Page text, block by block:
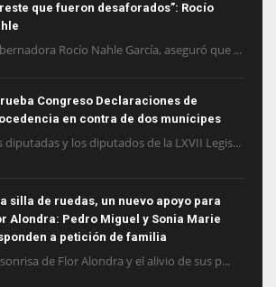
que fueron desaforados”: Rocío
Rocío Nahle García, aseguró que ...
Congreso Declaraciones de
en contra de dos munícipes
diputadas y los diputados de la LXVII Legis...
silla de ruedas, un nuevo apoyo para
Alondra: Pedro Miguel y Sonia Marie
a petición de familia
de Flor Alondra y el alivio de sus p...